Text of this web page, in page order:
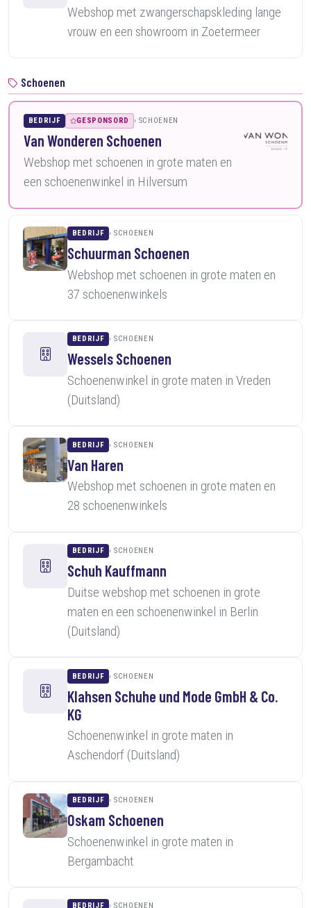
Webshop met zwangerschapskleding lange
vrouw en een showroom in Zoetermeer
Schoenen
BEDRIJF GESPONSORD SCHOENEN
Van Wonderen Schoenen
Webshop met schoenen in grote maten en
een schoenenwinkel in Hilversum
BEDRIJF SCHOENEN
Schuurman Schoenen
Webshop met schoenen in grote maten en
37 schoenenwinkels
BEDRIJF SCHOENEN
Wessels Schoenen
Schoenenwinkel in grote maten in Vreden
(Duitsland)
BEDRIJF SCHOENEN
Van Haren
Webshop met schoenen in grote maten en
28 schoenenwinkels
BEDRIJF SCHOENEN
Schuh Kauffmann
Duitse webshop met schoenen in grote
maten en een schoenenwinkel in Berlin
(Duitsland)
BEDRIJF SCHOENEN
Klahsen Schuhe und Mode GmbH & Co.
KG
Schoenenwinkel in grote maten in
Aschendorf (Duitsland)
BEDRIJF SCHOENEN
Oskam Schoenen
Schoenenwinkel in grote maten in
Bergambacht
BEDRIJF SCHOENEN